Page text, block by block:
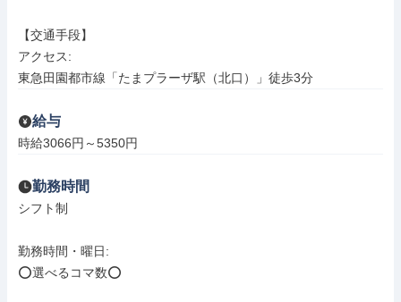
【交通手段】
アクセス:
東急田園都市線「たまプラーザ駅（北口）」徒歩3分
給与
時給3066円～5350円
勤務時間
シフト制
勤務時間・曜日:
⭕選べるコマ数⭕️